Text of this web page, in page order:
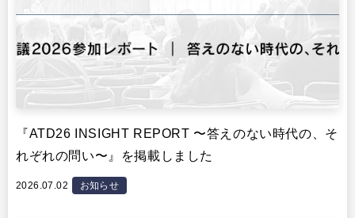
『ATD26 INSIGHT REPORT 〜答えのない時代の、そ
れぞれの問い〜』を掲載しました
2026.07.02 お知らせ